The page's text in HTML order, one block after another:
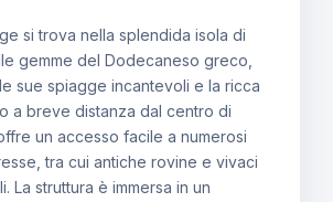
si trova nella splendida isola di
gemme del Dodecaneso greco,
sue spiagge incantevoli e la ricca
a breve distanza dal centro di
un accesso facile a numerosi
tra cui antiche rovine e vivaci
La struttura è immersa in un